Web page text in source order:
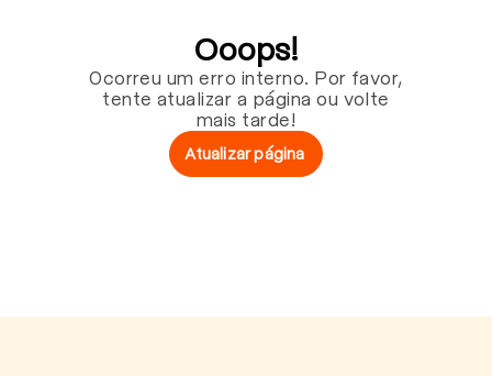
Ooops!
Ocorreu um erro interno. Por favor,
tente atualizar a página ou volte
mais tarde!
Atualizar página